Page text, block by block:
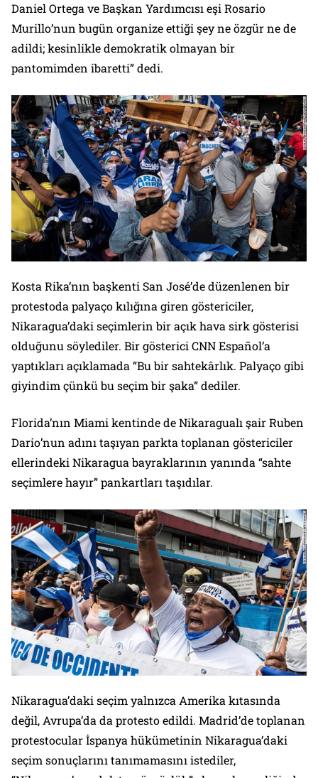
Daniel Ortega ve Başkan Yardımcısı eşi Rosario
Murillo’nun bugün organize ettiği şey ne özgür ne de
adildi; kesinlikle demokratik olmayan bir
pantomimden ibaretti” dedi.
Kosta Rika’nın başkenti San José’de düzenlenen bir
protestoda palyaço kılığına giren göstericiler,
Nikaragua’daki seçimlerin bir açık hava sirk gösterisi
olduğunu söylediler. Bir gösterici CNN Español’a
yaptıkları açıklamada “Bu bir sahtekârlık. Palyaço gibi
giyindim çünkü bu seçim bir şaka” dediler.
Florida’nın Miami kentinde de Nikaragualı şair Ruben
Dario’nun adını taşıyan parkta toplanan göstericiler
ellerindeki Nikaragua bayraklarının yanında “sahte
seçimlere hayır” pankartları taşıdılar.
Nikaragua’daki seçim yalnızca Amerika kıtasında
değil, Avrupa’da da protesto edildi. Madrid’de toplanan
protestocular İspanya hükümetinin Nikaragua’daki
seçim sonuçlarını tanımamasını istediler,